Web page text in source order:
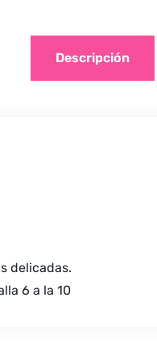
Descripción
delicadas.
6 a la 10